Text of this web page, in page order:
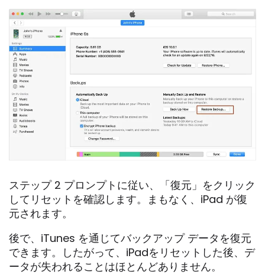
ステップ 2 プロンプトに従い、「復元」をクリック
してリセットを確認します。まもなく、iPad が復
元されます。
後で、iTunes を通じてバックアップ データを復元
できます。したがって、iPadをリセットした後、デ
ータが失われることはほとんどありません。